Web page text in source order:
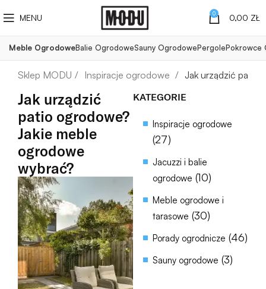
MENU 0 0,00 ZŁ
Meble OgrodoweBalie OgrodoweSauny OgrodowePergolePokrowce
Inspiracje ogrodowe Jak urządzić patio
Jak urządzić
patio ogrodowe?
Jakie meble
ogrodowe
wybrać?
KATEGORIE
Inspiracje ogrodowe
(27)
Jacuzzi i balie
ogrodowe (10)
Meble ogrodowe i
tarasowe (30)
Porady ogrodnicze (46)
Sauny ogrodowe (3)